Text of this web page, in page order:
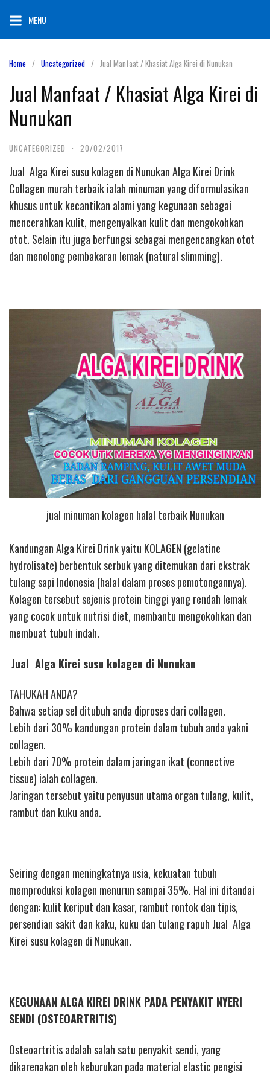
content
MENU
Home Uncategorized Jual Manfaat / Khasiat Alga Kirei di Nunukan
Jual Manfaat / Khasiat Alga Kirei di
Nunukan
UNCATEGORIZED · 20/02/2017
Jual Alga Kirei susu kolagen di Nunukan Alga Kirei Drink
Collagen murah terbaik ialah minuman yang diformulasikan
khusus untuk kecantikan alami yang kegunaan sebagai
mencerahkan kulit, mengenyalkan kulit dan mengokohkan
otot. Selain itu juga berfungsi sebagai mengencangkan otot
dan menolong pembakaran lemak (natural slimming).
jual minuman kolagen halal terbaik Nunukan
Kandungan Alga Kirei Drink yaitu KOLAGEN (gelatine
hydrolisate) berbentuk serbuk yang ditemukan dari ekstrak
tulang sapi Indonesia (halal dalam proses pemotongannya).
Kolagen tersebut sejenis protein tinggi yang rendah lemak
yang cocok untuk nutrisi diet, membantu mengokohkan dan
membuat tubuh indah.
Jual Alga Kirei susu kolagen di Nunukan
TAHUKAH ANDA?
Bahwa setiap sel ditubuh anda diproses dari collagen.
Lebih dari 30% kandungan protein dalam tubuh anda yakni
collagen.
Lebih dari 70% protein dalam jaringan ikat (connective
tissue) ialah collagen.
Jaringan tersebut yaitu penyusun utama organ tulang, kulit,
rambut dan kuku anda.
Seiring dengan meningkatnya usia, kekuatan tubuh
memproduksi kolagen menurun sampai 35%. Hal ini ditandai
dengan: kulit keriput dan kasar, rambut rontok dan tipis,
persendian sakit dan kaku, kuku dan tulang rapuh Jual Alga
Kirei susu kolagen di Nunukan.
KEGUNAAN ALGA KIREI DRINK PADA PENYAKIT NYERI
SENDI (OSTEOARTRITIS)
Osteoartritis adalah salah satu penyakit sendi, yang
dikarenakan oleh keburukan pada material elastic pengisi